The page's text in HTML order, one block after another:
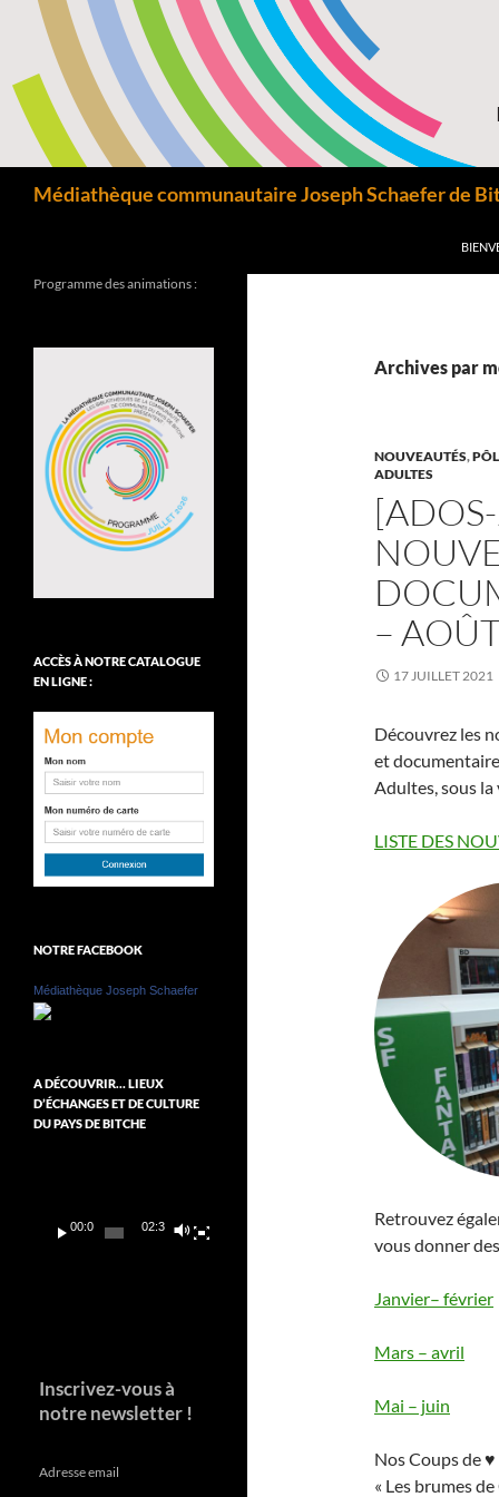
contenu
Médiathèque communautaire Joseph Schaefer de
Archives par
NOUVEAUTÉS,
ADULTES
–
17 JUILLET 2021
Découvrez les
et
Adultes, sous la
LISTE DES
Retrouvez
vous donner
Janvier– février
Mars – avril
Mai – juin
Nos Coups de ♥
« Les brumes
Programme des animations :
ACCÈS À NOTRE CATALOGUE
EN LIGNE :
NOTRE FACEBOOK
Médiathèque Joseph Schaefer
A DÉCOUVRIR… LIEUX
D’ÉCHANGES ET DE CULTURE
DU PAYS DE BITCHE
00:00 02:37
Inscrivez-vous à
notre newsletter !
Adresse email